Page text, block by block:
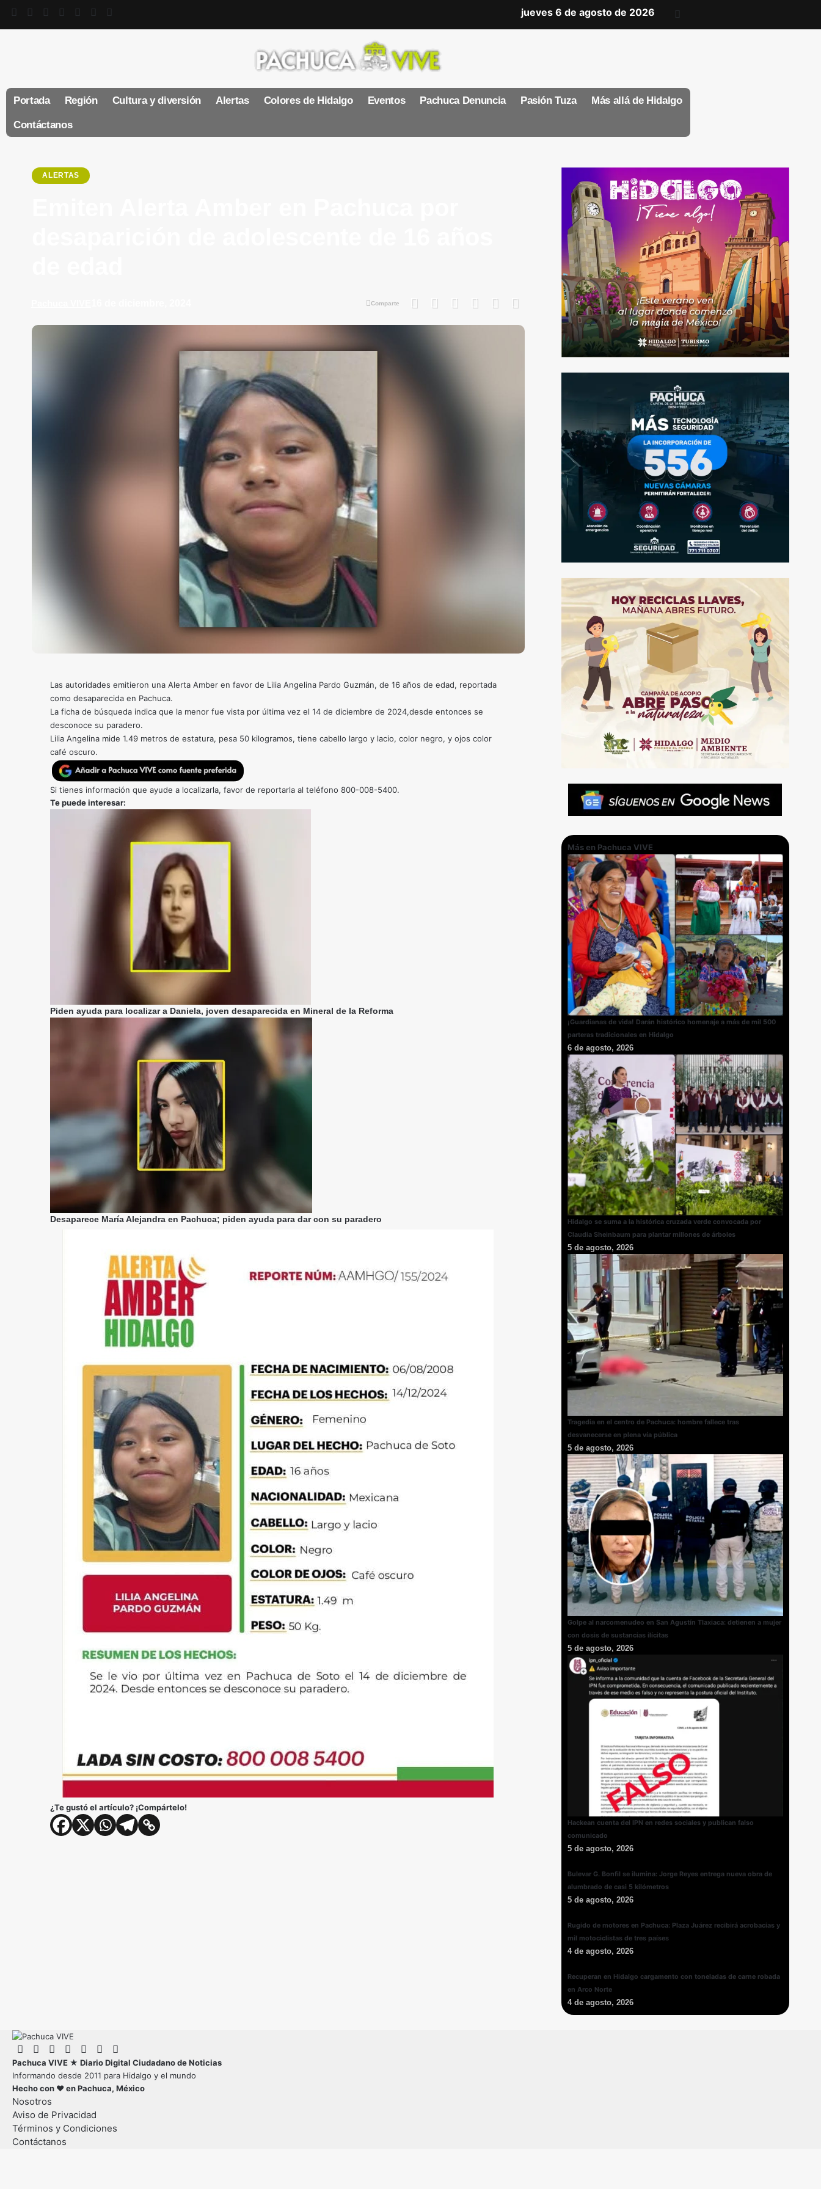
jueves 6 de agosto de 2026
Portada Región Cultura y diversión Alertas Colores de Hidalgo Eventos Pachuca Denuncia Pasión Tuza Más allá de Hidalgo
Contáctanos
ALERTAS
Comparte
Las autoridades emitieron una Alerta Amber en favor de Lilia Angelina Pardo Guzmán, de 16 años de edad, reportada
como desaparecida en Pachuca.
La ficha de búsqueda indica que la menor fue vista por última vez el 14 de diciembre de 2024,desde entonces se
desconoce su paradero.
Lilia Angelina mide 1.49 metros de estatura, pesa 50 kilogramos, tiene cabello largo y lacio, color negro, y ojos color
café oscuro.
Si tienes información que ayude a localizarla, favor de reportarla al teléfono 800-008-5400.
Te puede interesar:
Piden ayuda para localizar a Daniela, joven desaparecida en Mineral de la Reforma
Desaparece María Alejandra en Pachuca; piden ayuda para dar con su paradero
¿Te gustó el artículo? ¡Compártelo!
Más en Pachuca VIVE
¡Guardianas de vida! Darán histórico homenaje a más de mil 500
parteras tradicionales en Hidalgo
6 de agosto, 2026
Hidalgo se suma a la histórica cruzada verde convocada por
Claudia Sheinbaum para plantar millones de árboles
5 de agosto, 2026
Tragedia en el centro de Pachuca: hombre fallece tras
desvanecerse en plena vía pública
5 de agosto, 2026
Golpe al narcomenudeo en San Agustín Tlaxiaca: detienen a mujer
con dosis de sustancias ilícitas
5 de agosto, 2026
Hackean cuenta del IPN en redes sociales y publican falso
comunicado
5 de agosto, 2026
Bulevar G. Bonfil se ilumina: Jorge Reyes entrega nueva obra de
alumbrado de casi 5 kilómetros
5 de agosto, 2026
Rugido de motores en Pachuca: Plaza Juárez recibirá acrobacias y
mil motociclistas de tres países
4 de agosto, 2026
Recuperan en Hidalgo cargamento con toneladas de carne robada
en Arco Norte
4 de agosto, 2026
Pachuca VIVE ★ Diario Digital Ciudadano de Noticias
Informando desde 2011 para Hidalgo y el mundo
Hecho con ♥ en Pachuca, México
Nosotros
Aviso de Privacidad
Términos y Condiciones
Contáctanos